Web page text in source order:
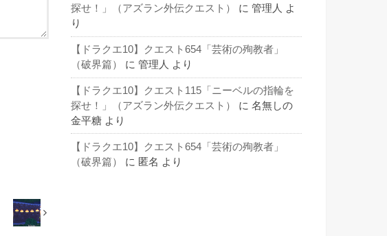
探せ！」（アズラン外伝クエスト）
に 管理人 よ
り
【ドラクエ10】クエスト654「芸術の殉教者」
（破界篇）
に 管理人 より
【ドラクエ10】クエスト115「ニーベルの指輪を
探せ！」（アズラン外伝クエスト）
に 名無しの
金平糖 より
【ドラクエ10】クエスト654「芸術の殉教者」
（破界篇）
に 匿名 より